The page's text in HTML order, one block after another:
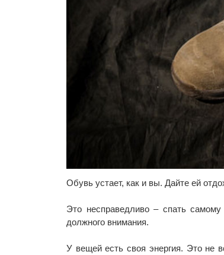
Обувь устает, как и вы. Дайте ей
Это несправедливо – спать
должного внимания.
У вещей есть своя энергия. Это не